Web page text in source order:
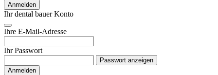
Anmelden
Ihr dental bauer Konto
Ihre E-Mail-Adresse
Ihr Passwort
Passwort anzeigen
Anmelden